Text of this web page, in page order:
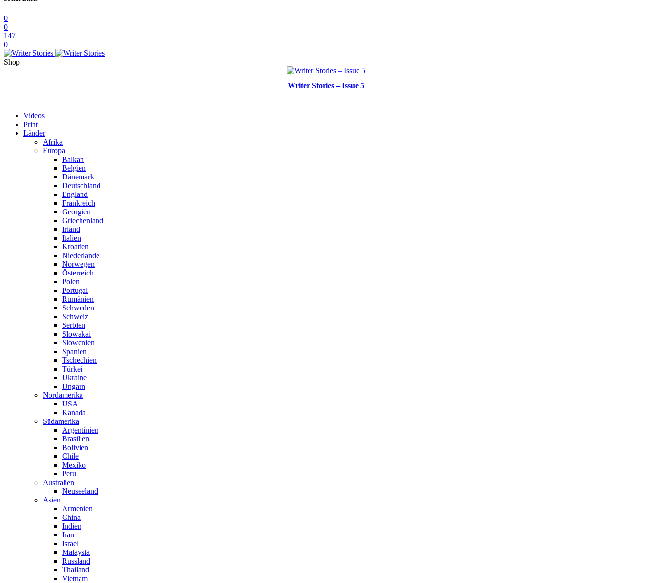
0
0
147
0
Shop
Writer Stories – Issue 5
Videos
Print
Länder
Afrika
Europa
Balkan
Belgien
Dänemark
Deutschland
England
Frankreich
Georgien
Griechenland
Irland
Italien
Kroatien
Niederlande
Norwegen
Österreich
Polen
Portugal
Rumänien
Schweden
Schweiz
Serbien
Slowakai
Slowenien
Spanien
Tschechien
Türkei
Ukraine
Ungarn
Nordamerika
USA
Kanada
Südamerika
Argentinien
Brasilien
Bolivien
Chile
Mexiko
Peru
Australien
Neuseeland
Asien
Armenien
China
Indien
Iran
Israel
Malaysia
Russland
Thailand
Vietnam